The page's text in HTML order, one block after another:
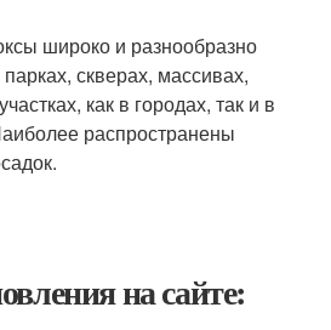
широко и разнообразно
скверах, массивах,
как в городах, так и в
распространены
на сайте: